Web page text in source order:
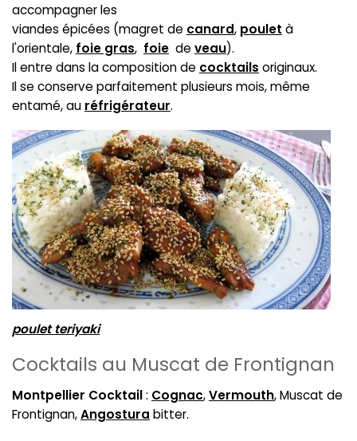
accompagner les
viandes épicées (magret de canard, poulet à
l'orientale, foie gras, foie de veau).
Il entre dans la composition de cocktails originaux.
Il se conserve parfaitement plusieurs mois, même
entamé, au réfrigérateur.
poulet teriyaki
Cocktails au Muscat de Frontignan
Montpellier Cocktail: Cognac,Vermouth, Muscat de
Frontignan,Angostura bitter.